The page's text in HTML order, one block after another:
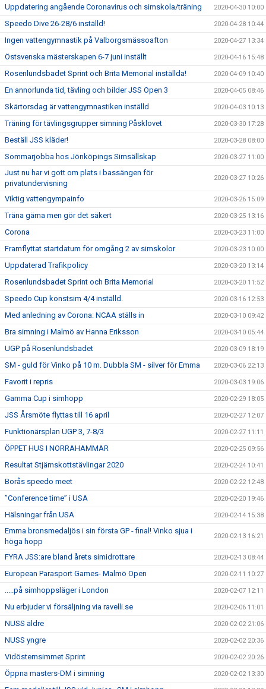
Uppdatering angående Coronavirus och simskola/träning 2020-04-30 10:00
Speedo Dive 26-28/6 inställd! 2020-04-28 10:44
Ingen vattengymnastik på Valborgsmässoafton 2020-04-27 13:34
Östsvenska mästerskapen 6-7 juni inställt 2020-04-16 15:48
Rosenlundsbadet Sprint och Brita Memorial inställda! 2020-04-09 10:40
En annorlunda tid, tävling och bilder JSS Open 3 2020-04-05 08:46
Skärtorsdag är vattengymnastiken inställd 2020-04-03 10:13
Träning för tävlingsgrupper simning Påsklovet 2020-03-30 17:28
Beställ JSS kläder! 2020-03-28 08:00
Sommarjobba hos Jönköpings Simsällskap 2020-03-27 11:00
Just nu har vi gott om plats i bassängen för
privatundervisning
2020-03-27 10:26
Viktig vattengympainfo 2020-03-26 15:09
Träna gärna men gör det säkert 2020-03-25 13:16
Corona 2020-03-23 11:00
Framflyttat startdatum för omgång 2 av simskolor 2020-03-23 10:00
Uppdaterad Trafikpolicy 2020-03-20 13:14
Rosenlundsbadet Sprint och Brita Memorial 2020-03-20 11:52
Speedo Cup konstsim 4/4 inställd. 2020-03-16 12:53
Med anledning av Corona: NCAA ställs in 2020-03-10 09:42
Bra simning i Malmö av Hanna Eriksson 2020-03-10 05:44
UGP på Rosenlundsbadet 2020-03-09 18:19
SM - guld för Vinko på 10 m. Dubbla SM - silver för Emma 2020-03-06 22:13
Favorit i repris 2020-03-03 19:06
Gamma Cup i simhopp 2020-02-29 18:05
JSS Årsmöte flyttas till 16 april 2020-02-27 12:07
Funktionärsplan UGP 3, 7-8/3 2020-02-27 11:11
ÖPPET HUS I NORRAHAMMAR 2020-02-25 09:56
Resultat Stjärnskottstävlingar 2020 2020-02-24 10:41
Borås speedo meet 2020-02-22 12:48
”Conference time” i USA 2020-02-20 19:46
Hälsningar från USA 2020-02-14 15:38
Emma bronsmedaljös i sin första GP - final! Vinko sjua i
höga hopp
2020-02-13 16:21
FYRA JSS:are bland årets simidrottare 2020-02-13 08:44
European Parasport Games- Malmö Open 2020-02-11 10:27
.....på simhoppsläger i London 2020-02-07 12:11
Nu erbjuder vi försäljning via ravelli.se 2020-02-06 11:01
NUSS äldre 2020-02-02 21:06
NUSS yngre 2020-02-02 20:36
Vidösternsimmet Sprint 2020-02-02 20:26
Öppna masters-DM i simning 2020-02-02 13:30